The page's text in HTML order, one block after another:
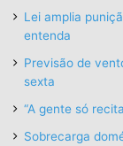
Lei amplia
entenda
Previsão de
sexta
“A gente só
Sobrecarga